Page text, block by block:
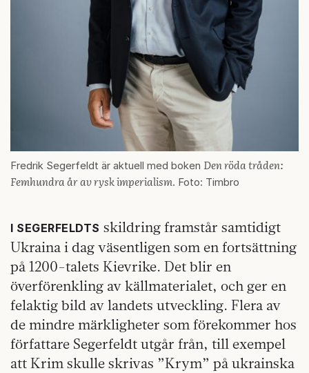
Fredrik Segerfeldt är aktuell med boken Den röda tråden:
Femhundra år av rysk imperialism. Foto: Timbro
I SEGERFELDTS skildring framstår samtidigt
Ukraina i dag väsentligen som en fortsättning
på 1200-talets Kievrike. Det blir en
överförenkling av källmaterialet, och ger en
felaktig bild av landets utveckling. Flera av
de mindre märkligheter som förekommer hos
författare Segerfeldt utgår från, till exempel
att Krim skulle skrivas ”Krym” på ukrainska